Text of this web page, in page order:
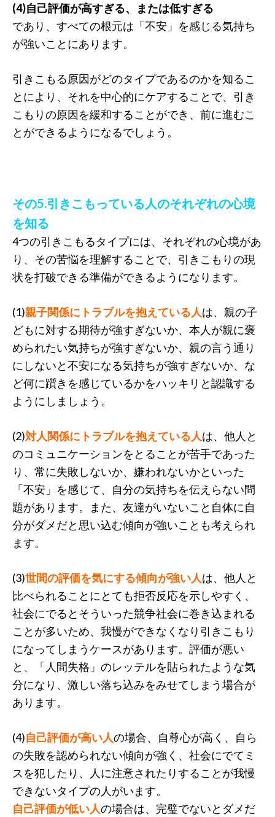
(4)自己評価が高すぎる、または低すぎる
であり、すべての根元は「不安」を感じる気持ち
が強いことにあります。
引きこもる原因がどのタイプであるのかを知るこ
とにより、それを中心的にケアすることで、引き
こもりの原因を緩和することができ、前に進むこ
とができるようになるでしょう。
その5.引きこもっている人のそれぞれの心境
を知る
4つの引きこもるタイプには、それぞれの心境があ
り、その苦悩を理解することで、引きこもりの現
状を打破できる準備ができるようになります。
(1)親子関係にトラブルを抱えている人は、親の子
どもに対する期待が強すぎないか、本人が親に褒
められたい気持ちが強すぎないか、親の言う通り
にしないと不安になる気持ちが強すぎないか、な
ど何に躓きを感じているかをハッキリと認識する
ようにしましょう。
(2)対人関係にトラブルを抱えている人は、他人と
のコミュニケーションをとることが苦手であった
り、常に失敗しないか、嫌われないかといった
「不安」を感じて、自分の気持ちを伝えらない問
題があります。また、友達がいないこと自体に自
分がダメだと思い込む傾向が強いことも考えられ
ます。
(3)世間の評価を気にする傾向が強い人は、他人と
比べられることにとても拒否反応を示しやすく、
社会にでるとそういった競争社会に巻き込まれる
ことが多いため、我慢ができなくなり引きこもり
になってしまうケースがあります。評価が悪い
と、「人間失格」のレッテルを貼られたような気
分になり、激しい落ち込みをみせてしまう場合が
あります。
(4)自己評価が高い人の場合、自尊心が高く、自ら
の失敗を認められない傾向が強く、社会にでてミ
スを犯したり、人に注意されたりすることが我慢
できないタイプの人がいます。
自己評価が低い人の場合は、完璧でないとダメだ